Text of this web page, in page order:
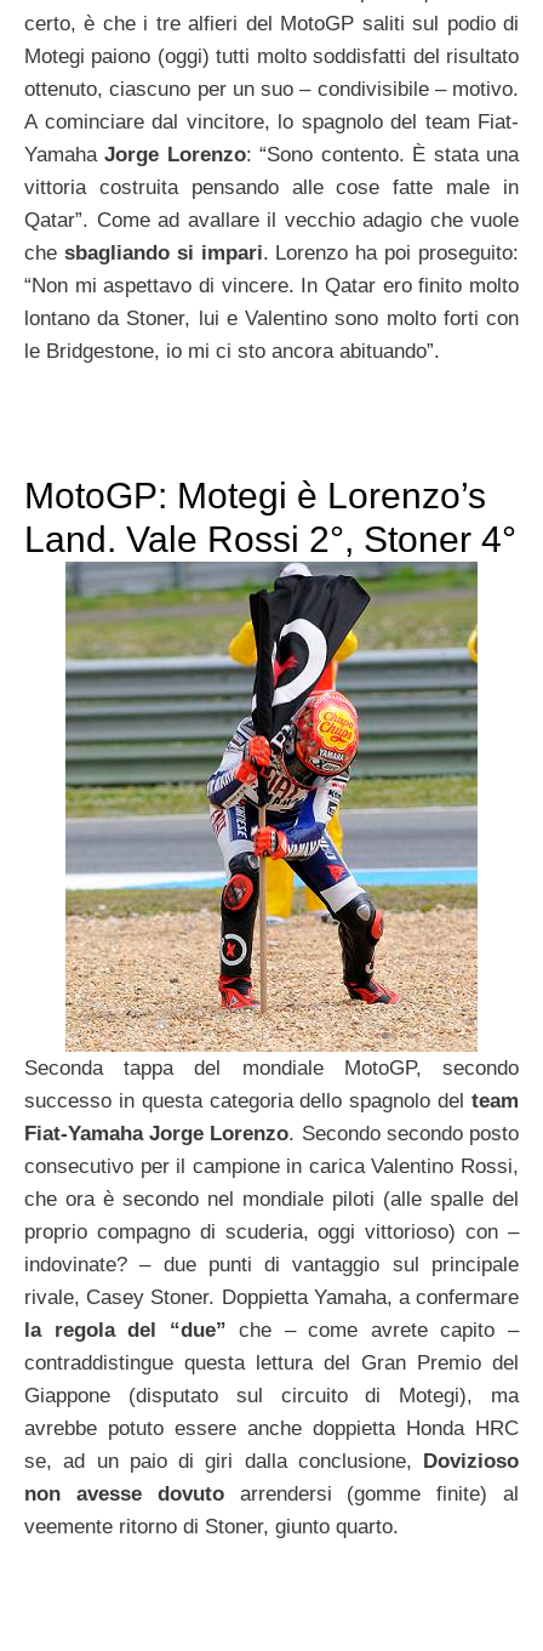
certo, è che i tre alfieri del MotoGP saliti sul podio di
Motegi paiono (oggi) tutti molto soddisfatti del risultato
ottenuto, ciascuno per un suo – condivisibile – motivo.
A cominciare dal vincitore, lo spagnolo del team Fiat-
YamahaJorge Lorenzo: “Sono contento. È stata una
vittoria costruita pensando alle cose fatte male in
Qatar”. Come ad avallare il vecchio adagio che vuole
che sbagliando si impari. Lorenzo ha poi proseguito:
“Non mi aspettavo di vincere. In Qatar ero finito molto
lontano da Stoner, lui e Valentino sono molto forti con
le Bridgestone, io mi ci sto ancora abituando”.
MotoGP: Motegi è Lorenzo’s
Land. Vale Rossi 2°, Stoner 4°
Seconda tappa del mondiale MotoGP, secondo
successo in questa categoria dello spagnolo del team
Fiat-Yamaha Jorge Lorenzo. Secondo secondo posto
consecutivo per il campione in carica Valentino Rossi,
che ora è secondo nel mondiale piloti (alle spalle del
proprio compagno di scuderia, oggi vittorioso) con –
indovinate? – due punti di vantaggio sul principale
rivale, Casey Stoner. Doppietta Yamaha, a confermare
la regola del “due” che – come avrete capito –
contraddistingue questa lettura del Gran Premio del
Giappone (disputato sul circuito di Motegi), ma
avrebbe potuto essere anche doppietta Honda HRC
se, ad un paio di giri dalla conclusione,
Dovizioso
non avesse dovutoarrendersi (gomme finite) al
veemente ritorno di Stoner, giunto quarto.